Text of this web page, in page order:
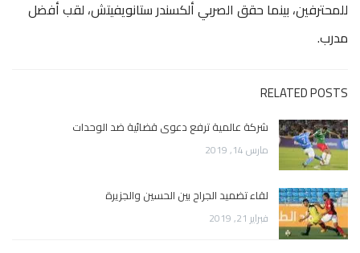
للمحترفين، بينما حقق الصربي ألكسندر ستانويفيتش، لقب أفضل
مدرب.
RELATED POSTS
شركة عالمية ترفع دعوى قضائية ضد الوحدات
مارس 14, 2019
لقاء تضميد الجراح بين الحسين والجزيرة
فبراير 21, 2019